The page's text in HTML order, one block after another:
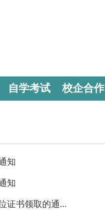
自学考试 校企合作
知
知
证书领取的通...